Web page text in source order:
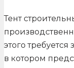
Тент
этого требуется
в котором